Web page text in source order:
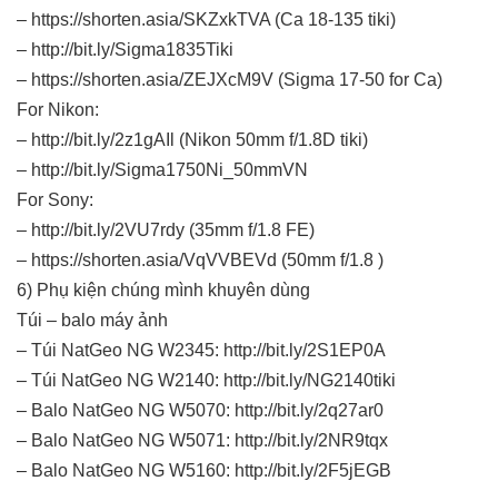
– https://shorten.asia/SKZxkTVA (Ca 18-135 tiki)
– http://bit.ly/Sigma1835Tiki
– https://shorten.asia/ZEJXcM9V (Sigma 17-50 for Ca)
For Nikon:
– http://bit.ly/2z1gAIl (Nikon 50mm f/1.8D tiki)
– http://bit.ly/Sigma1750Ni_50mmVN
For Sony:
– http://bit.ly/2VU7rdy (35mm f/1.8 FE)
– https://shorten.asia/VqVVBEVd (50mm f/1.8 )
6) Phụ kiện chúng mình khuyên dùng
Túi – balo máy ảnh
– Túi NatGeo NG W2345: http://bit.ly/2S1EP0A
– Túi NatGeo NG W2140: http://bit.ly/NG2140tiki
– Balo NatGeo NG W5070: http://bit.ly/2q27ar0
– Balo NatGeo NG W5071: http://bit.ly/2NR9tqx
– Balo NatGeo NG W5160: http://bit.ly/2F5jEGB